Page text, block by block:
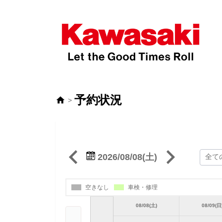
> 予約状況
2026/08/08(土)
空きなし 車検・修理
08/08(土) 08/09(日